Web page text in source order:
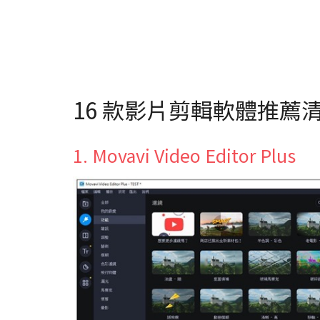
16 款影片剪輯軟體推薦
1. Movavi Video Editor Plus